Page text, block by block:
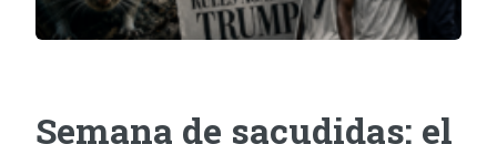
Semana de sacudidas: el